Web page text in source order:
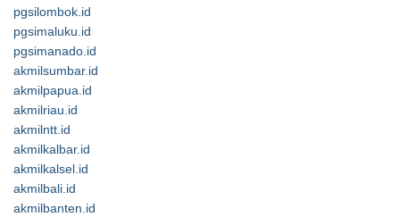
pgsilombok.id
pgsimaluku.id
pgsimanado.id
akmilsumbar.id
akmilpapua.id
akmilriau.id
akmilntt.id
akmilkalbar.id
akmilkalsel.id
akmilbali.id
akmilbanten.id